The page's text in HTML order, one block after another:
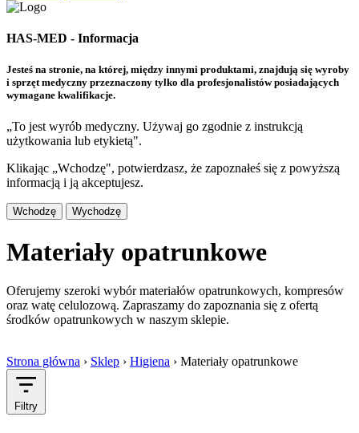
HAS-MED - Informacja
Jesteś na stronie, na której, między innymi produktami, znajdują się wyroby
i sprzęt medyczny przeznaczony tylko dla profesjonalistów posiadających
wymagane kwalifikacje.
„To jest wyrób medyczny. Używaj go zgodnie z instrukcją
użytkowania lub etykietą".
Klikając „Wchodzę", potwierdzasz, że zapoznałeś się z powyższą
informacją i ją akceptujesz.
Wchodzę Wychodzę
Materiały opatrunkowe
Oferujemy szeroki wybór materiałów opatrunkowych, kompresów
oraz watę celulozową. Zapraszamy do zapoznania się z ofertą
środków opatrunkowych w naszym sklepie.
Strona główna › Sklep › Higiena › Materiały opatrunkowe
Filtry